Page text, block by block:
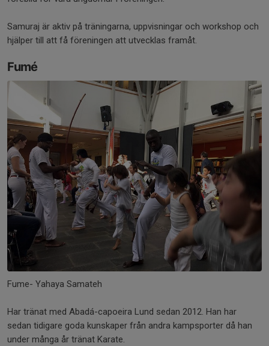
Samuraj är aktiv på träningarna, uppvisningar och workshop och
hjälper till att få föreningen att utvecklas framåt.
Fumé
Fume- Yahaya Samateh
Har tränat med Abadá-capoeira Lund sedan 2012. Han har
sedan tidigare goda kunskaper från andra kampsporter då han
under många år tränat Karate.